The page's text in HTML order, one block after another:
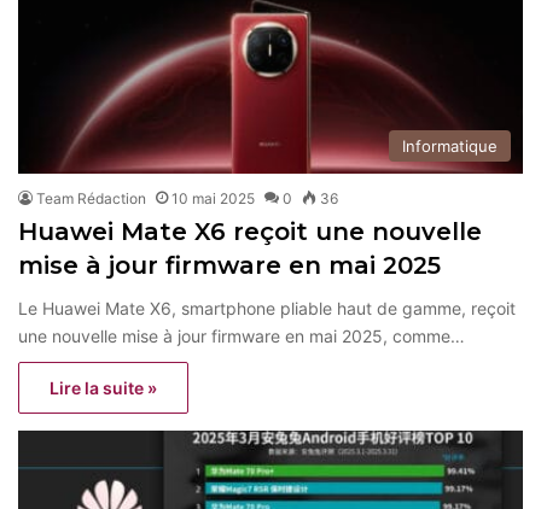
Informatique
Team Rédaction 10 mai 2025 0 36
Huawei Mate X6 reçoit une nouvelle
mise à jour firmware en mai 2025
Le Huawei Mate X6, smartphone pliable haut de gamme, reçoit
une nouvelle mise à jour firmware en mai 2025, comme…
Lire la suite »